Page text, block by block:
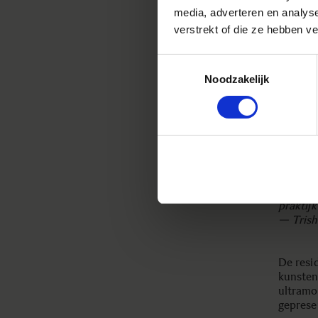
media, adverteren en
verstrekt of die ze hebben
Noodzakelijk
Het
door
“Het
het
de
extra
praktijk
— Trish
De